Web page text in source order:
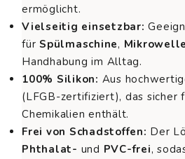
ermöglicht.
Vielseitig einsetzbar:
fürSpülmaschine, Mikrowelle
Handhabung im Alltag.
100% Silikon: Aus
(LFGB-zertifiziert), das sicher
Chemikalien enthält.
Frei von Schadstoffen: Der
Phthalat- und PVC-frei,